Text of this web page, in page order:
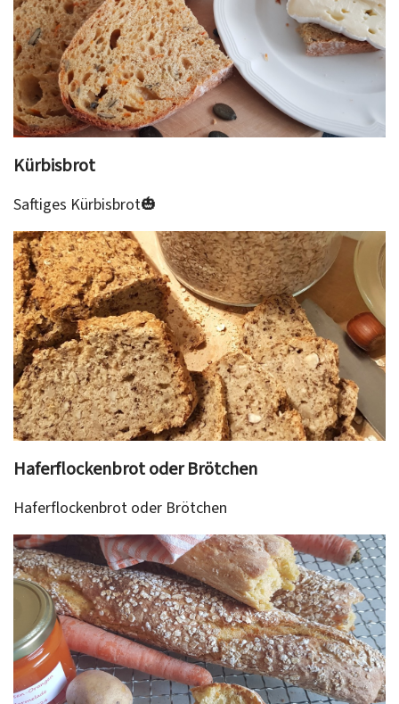
Kürbisbrot
Saftiges Kürbisbrot🎃
Haferflockenbrot oder Brötchen
Haferflockenbrot oder Brötchen